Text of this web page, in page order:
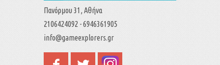
Πανόρμου 31, Αθήνα
2106424092 - 6946361905
info@gameexplorers.gr